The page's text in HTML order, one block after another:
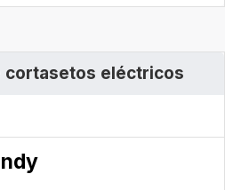
cortasetos eléctricos